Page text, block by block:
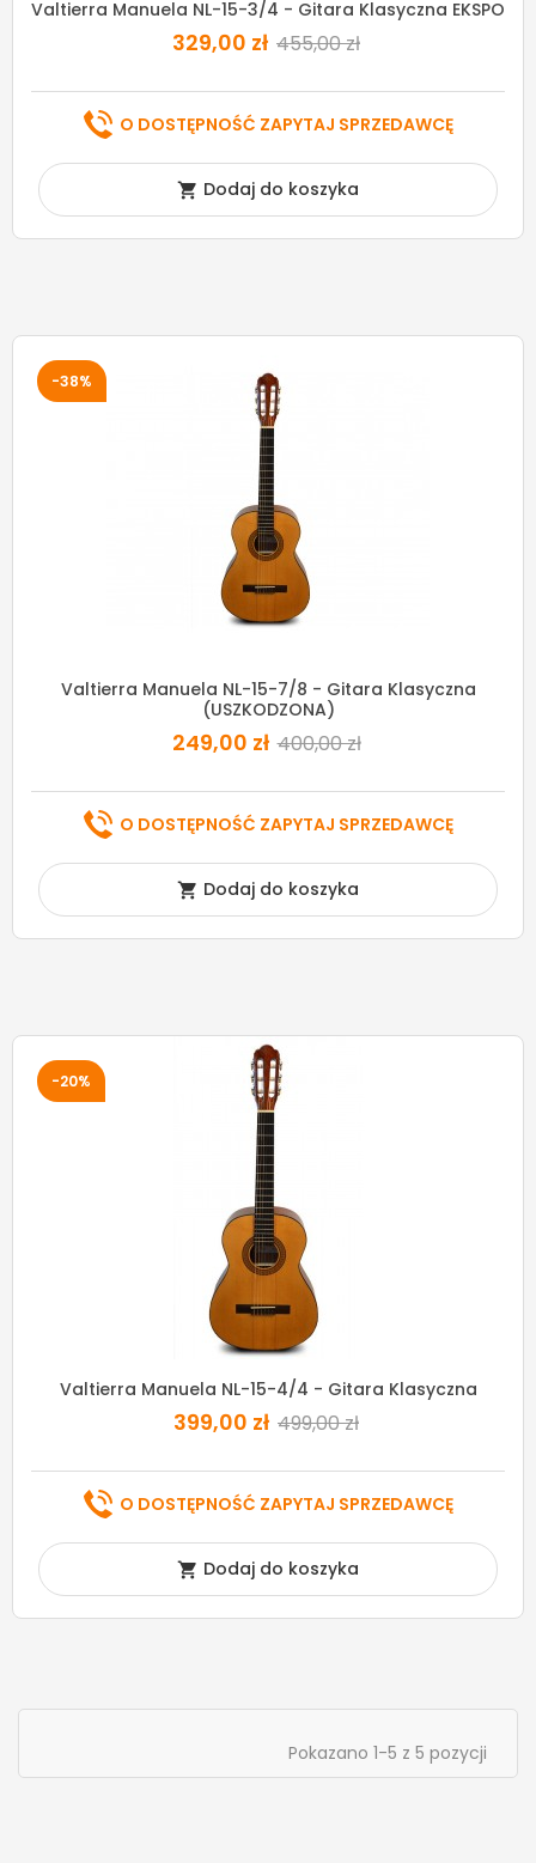
Valtierra Manuela NL-15-3/4 - Gitara Klasyczna EKSPO
329,00 zł 455,00 zł
O DOSTĘPNOŚĆ ZAPYTAJ SPRZEDAWCĘ
 Dodaj do koszyka
-38%
Valtierra Manuela NL-15-7/8 - Gitara Klasyczna
(USZKODZONA)
249,00 zł 400,00 zł
O DOSTĘPNOŚĆ ZAPYTAJ SPRZEDAWCĘ
 Dodaj do koszyka
-20%
Valtierra Manuela NL-15-4/4 - Gitara Klasyczna
399,00 zł 499,00 zł
O DOSTĘPNOŚĆ ZAPYTAJ SPRZEDAWCĘ
 Dodaj do koszyka
Pokazano 1-5 z 5 pozycji